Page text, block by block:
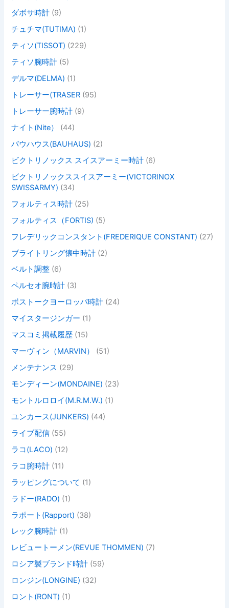
ダボサ時計 (9)
チュチマ(TUTIMA) (1)
ティソ(TISSOT) (229)
ティソ腕時計 (5)
デルマ(DELMA) (1)
トレーサー(TRASER (95)
トレーサー腕時計 (9)
ナイト(Nite）
(44)
バウハウス(BAUHAUS) (2)
ビクトリノックス スイスアーミー時計 (6)
ビクトリノックススイスアーミー(VICTORINOX
SWISSARMY) (34)
フォルティス時計 (25)
フォルティス（FORTIS) (5)
フレデリックコンスタント(FREDERIQUE CONSTANT) (27)
ブライトリング懐中時計 (2)
ベルト調整 (6)
ペルセオ腕時計 (3)
ボストークヨーロッパ時計 (24)
マイスタージンガー (1)
マスコミ掲載履歴 (15)
マーヴィン（MARVIN）
(51)
メンテナンス (29)
モンディーン(MONDAINE) (23)
モントルロロイ(M.R.M.W.) (1)
ユンカース(JUNKERS) (44)
ライブ配信 (55)
ラコ(LACO) (12)
ラコ腕時計 (11)
ラッピングについて (1)
ラドー(RADO) (1)
ラポート(Rapport) (38)
レック腕時計 (1)
レビュートーメン(REVUE THOMMEN) (7)
ロシア製ブランド時計 (59)
ロンジン(LONGINE) (32)
ロント(RONT) (1)